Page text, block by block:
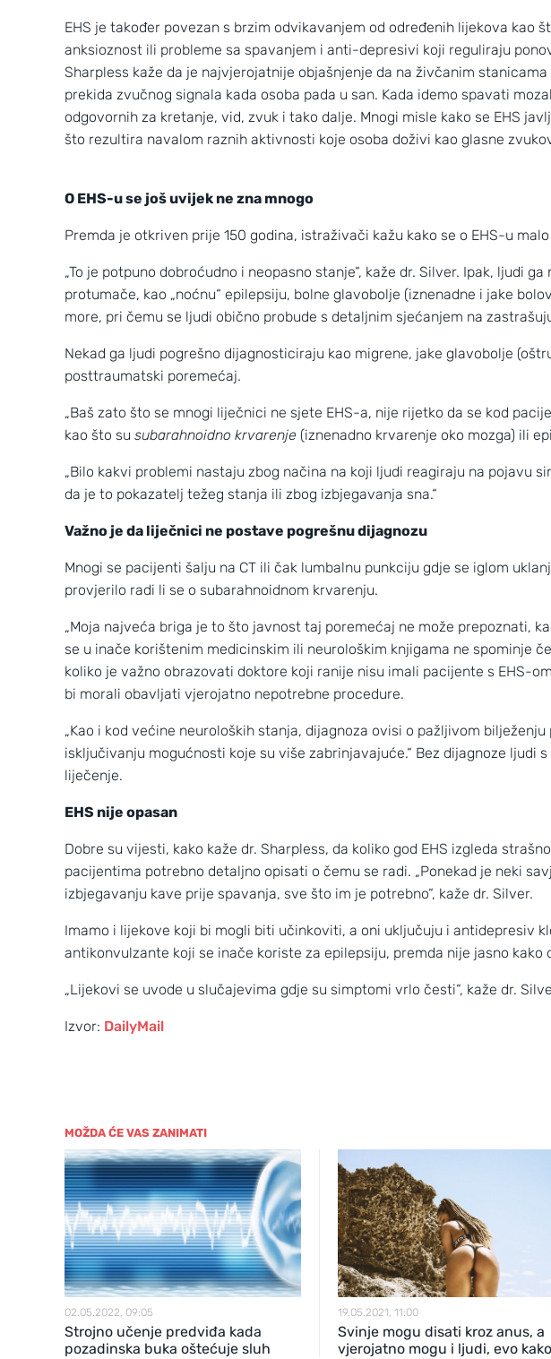
EHS je također povezan s brzim odvikavanjem od određenih lijekova kao
anksioznost ili probleme sa spavanjem i anti-depresivi koji reguliraju
Sharpless kaže da je najvjerojatnije objašnjenje da na živčanim
prekida zvučnog signala kada osoba pada u san. Kada idemo spavati
odgovornih za kretanje, vid, zvuk i tako dalje. Mnogi misle kako se EHS
što rezultira navalom raznih aktivnosti koje osoba doživi kao
O EHS-u se još uvijek ne zna mnogo
Premda je otkriven prije 150 godina, istraživači kažu kako se o EHS-u malo
„To je potpuno dobroćudno i neopasno stanje“, kaže dr. Silver. Ipak, ljudi
protumače, kao „noćnu“ epilepsiju, bolne glavobolje (iznenadne i jake
more, pri čemu se ljudi obično probude s detaljnim sjećanjem na
Nekad ga ljudi pogrešno dijagnosticiraju kao migrene, jake glavobolje
posttraumatski poremećaj.
„Baš zato što se mnogi liječnici ne sjete EHS-a, nije rijetko da se kod
kao što su subarahnoidno krvarenje (iznenadno krvarenje oko mozga) ili
„Bilo kakvi problemi nastaju zbog načina na koji ljudi reagiraju na pojavu
da je to pokazatelj težeg stanja ili zbog izbjegavanja sna.“
Važno je da liječnici ne postave pogrešnu dijagnozu
Mnogi se pacijenti šalju na CT ili čak lumbalnu punkciju gdje se iglom
provjerilo radi li se o subarahnoidnom krvarenju.
„Moja najveća briga je to što javnost taj poremećaj ne može prepoznati,
se u inače korištenim medicinskim ili neurološkim knjigama ne spominje
koliko je važno obrazovati doktore koji ranije nisu imali pacijente s EHS-
bi morali obavljati vjerojatno nepotrebne procedure.
„Kao i kod većine neuroloških stanja, dijagnoza ovisi o pažljivom
isključivanju mogućnosti koje su više zabrinjavajuće.“ Bez dijagnoze ljudi
liječenje.
EHS nije opasan
Dobre su vijesti, kako kaže dr. Sharpless, da koliko god EHS izgleda
pacijentima potrebno detaljno opisati o čemu se radi. „Ponekad je neki
izbjegavanju kave prije spavanja, sve što im je potrebno“, kaže dr. Silver.
Imamo i lijekove koji bi mogli biti učinkoviti, a oni uključuju i antidepresiv
antikonvulzante koji se inače koriste za epilepsiju, premda nije jasno kako
„Lijekovi se uvode u slučajevima gdje su simptomi vrlo česti“, kaže dr.
Izvor: DailyMail
MOŽDA ĆE VAS ZANIMATI
02.05.2022, 09:05
Strojno učenje predviđa kada
pozadinska buka oštećuje sluh
19.05.2021, 11:00
Svinje mogu disati kroz anus, a
vjerojatno mogu i ljudi, evo kako